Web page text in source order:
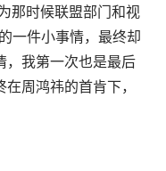
那时候联盟部门和视
一件小事情，最终却
，我第一次也是最后
周鸿祎的首肯下，